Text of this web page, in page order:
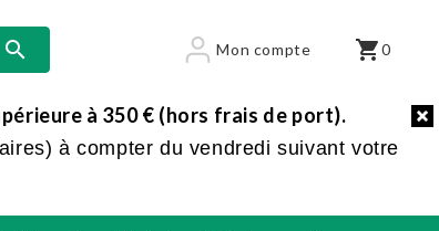
à 350 € (hors frais de port).
à compter du vendredi suivant votre
 Mon compte shopping_cart0